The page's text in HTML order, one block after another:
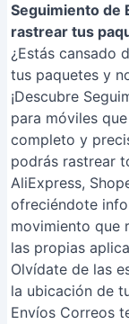
Seguimiento de
rastrear tus
¿Estás cansado
tus paquetes y
¡Descubre
para móviles
completo y
podrás rastrear
AliExpress,
ofreciéndote
movimiento que
las propias
Olvídate de las
la ubicación de
Envíos Correos